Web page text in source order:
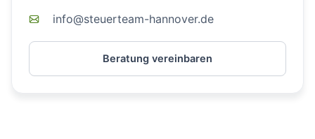
info@steuerteam-hannover.de
Beratung vereinbaren